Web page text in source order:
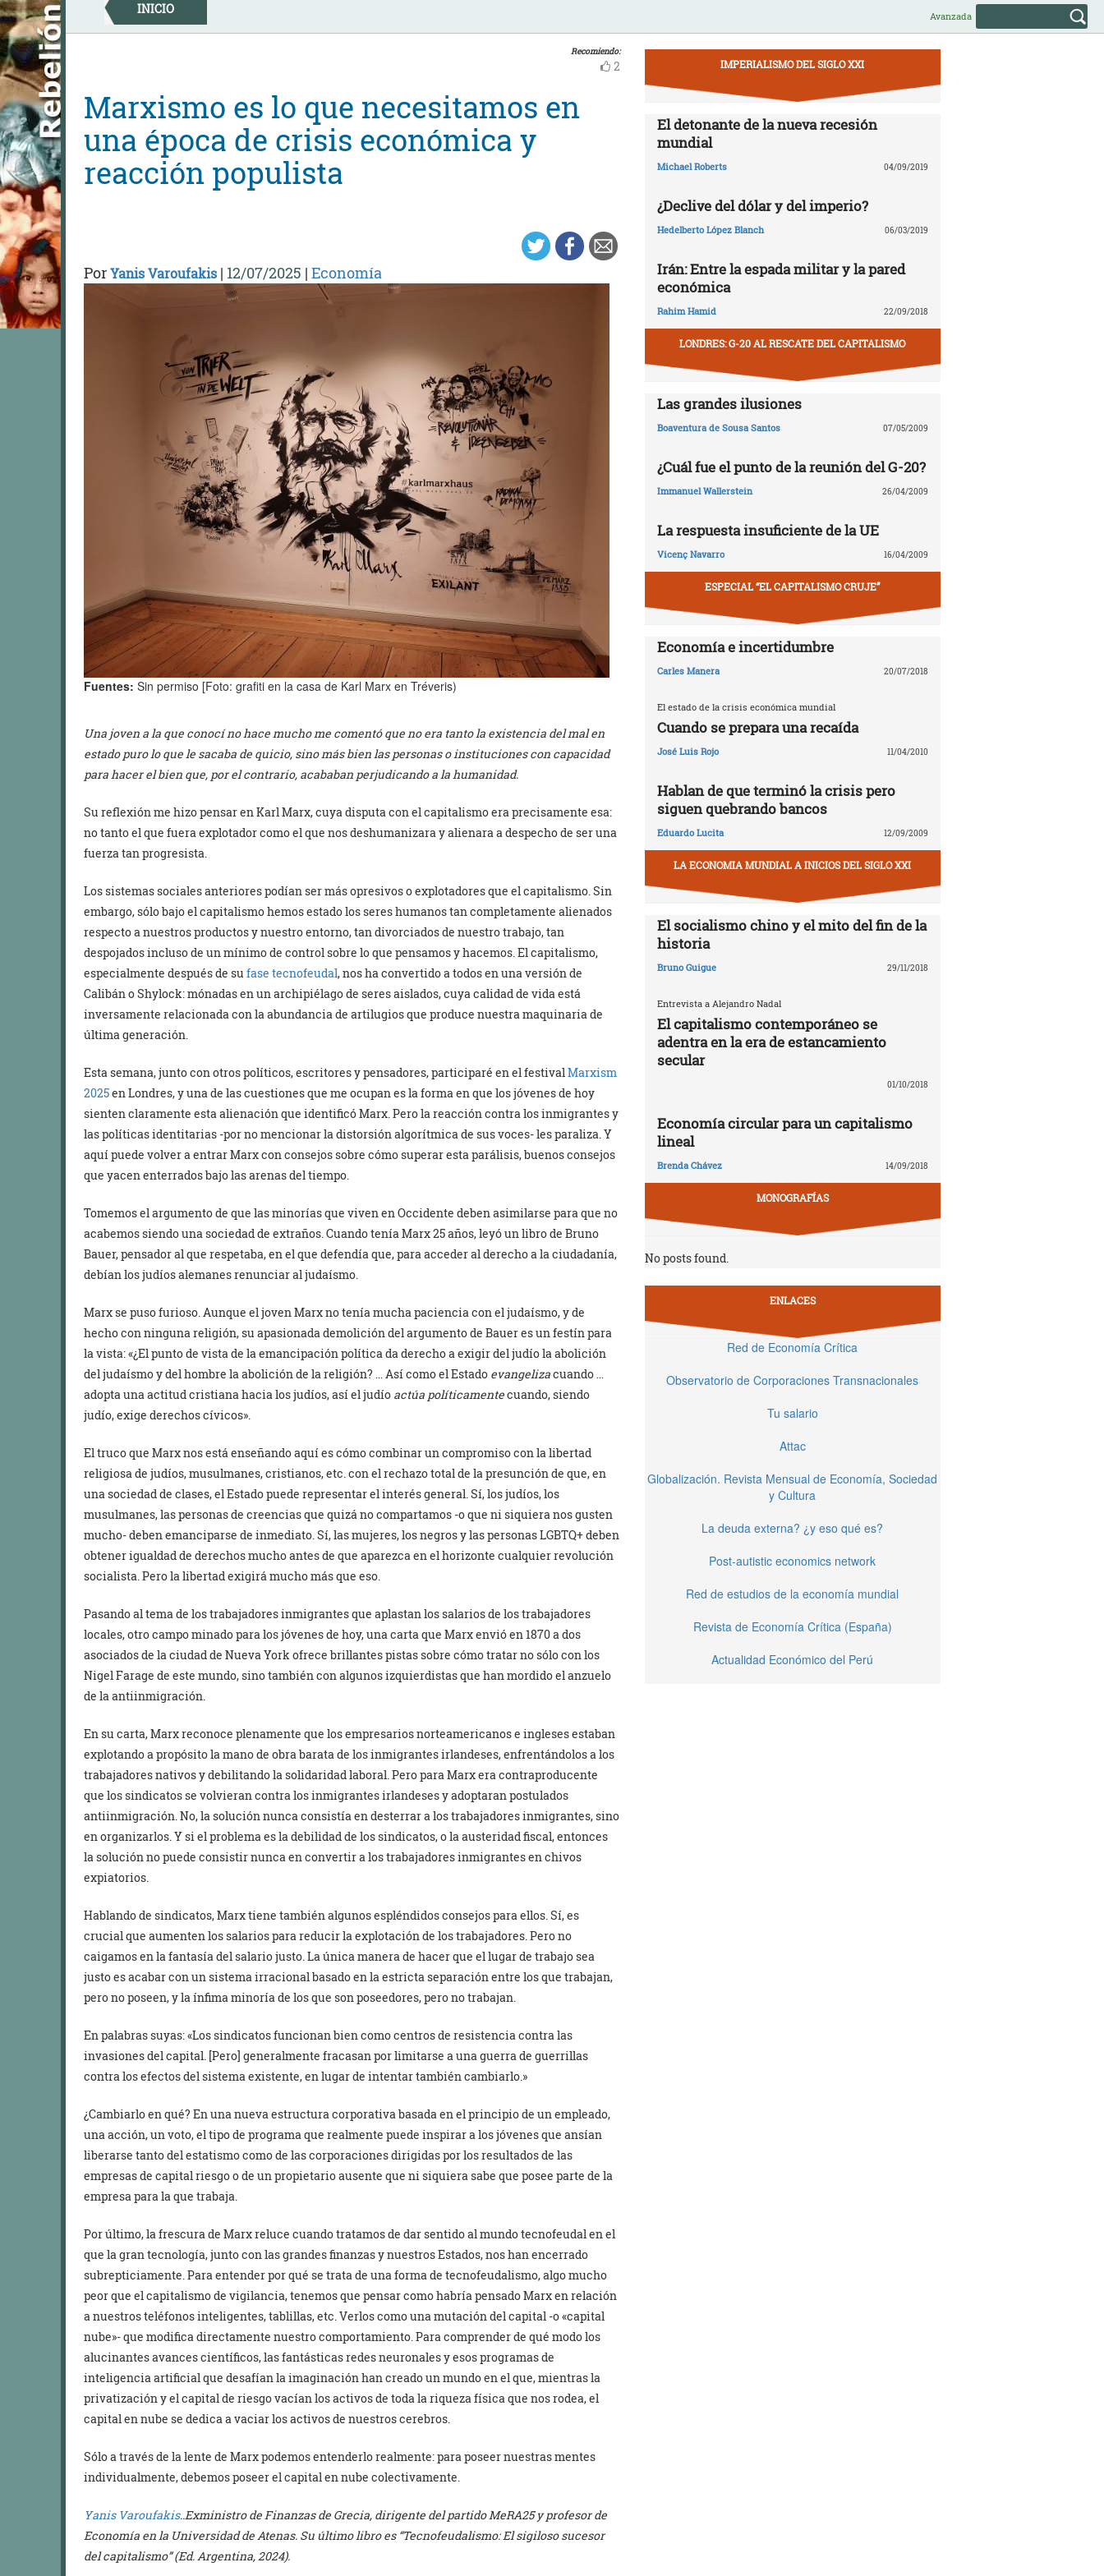
Skip
to
content
INICIO Avanzada
Recomiendo:
2
Marxismo es lo que necesitamos en
una época de crisis económica y
reacción populista
PorYanis Varoufakis | 12/07/2025 | Economía
Fuentes: Sin permiso [Foto: grafiti en la casa de Karl Marx en Tréveris)
Una joven a la que conocí no hace mucho me comentó que no era tanto la existencia del mal en
estado puro lo que le sacaba de quicio, sino más bien las personas o instituciones con capacidad
para hacer el bien que, por el contrario, acababan perjudicando a la humanidad.
Su reflexión me hizo pensar en Karl Marx, cuya disputa con el capitalismo era precisamente esa:
no tanto el que fuera explotador como el que nos deshumanizara y alienara a despecho de ser una
fuerza tan progresista.
Los sistemas sociales anteriores podían ser más opresivos o explotadores que el capitalismo. Sin
embargo, sólo bajo el capitalismo hemos estado los seres humanos tan completamente alienados
respecto a nuestros productos y nuestro entorno, tan divorciados de nuestro trabajo, tan
despojados incluso de un mínimo de control sobre lo que pensamos y hacemos. El capitalismo,
especialmente después de su fase tecnofeudal, nos ha convertido a todos en una versión de
Calibán o Shylock: mónadas en un archipiélago de seres aislados, cuya calidad de vida está
inversamente relacionada con la abundancia de artilugios que produce nuestra maquinaria de
última generación.
Esta semana, junto con otros políticos, escritores y pensadores, participaré en el festivalMarxism
2025en Londres, y una de las cuestiones que me ocupan es la forma en que los jóvenes de hoy
sienten claramente esta alienación que identificó Marx. Pero la reacción contra los inmigrantes y
las políticas identitarias -por no mencionar la distorsión algorítmica de sus voces- les paraliza. Y
aquí puede volver a entrar Marx con consejos sobre cómo superar esta parálisis, buenos consejos
que yacen enterrados bajo las arenas del tiempo.
Tomemos el argumento de que las minorías que viven en Occidente deben asimilarse para que no
acabemos siendo una sociedad de extraños. Cuando tenía Marx 25 años, leyó un libro de Bruno
Bauer, pensador al que respetaba, en el que defendía que, para acceder al derecho a la ciudadanía,
debían los judíos alemanes renunciar al judaísmo.
Marx se puso furioso. Aunque el joven Marx no tenía mucha paciencia con el judaísmo, y de
hecho con ninguna religión, su apasionada demolición del argumento de Bauer es un festín para
la vista: «¿El punto de vista de la emancipación política da derecho a exigir del judío la abolición
del judaísmo y del hombre la abolición de la religión? … Así como el Estado evangelizacuando …
adopta una actitud cristiana hacia los judíos, así el judío actúa políticamentecuando, siendo
judío, exige derechos cívicos».
El truco que Marx nos está enseñando aquí es cómo combinar un compromiso con la libertad
religiosa de judíos, musulmanes, cristianos, etc. con el rechazo total de la presunción de que, en
una sociedad de clases, el Estado puede representar el interés general. Sí, los judíos, los
musulmanes, las personas de creencias que quizá no compartamos -o que ni siquiera nos gusten
mucho- deben emanciparse de inmediato. Sí, las mujeres, los negros y las personas LGBTQ+ deben
obtener igualdad de derechos mucho antes de que aparezca en el horizonte cualquier revolución
socialista. Pero la libertad exigirá mucho más que eso.
Pasando al tema de los trabajadores inmigrantes que aplastan los salarios de los trabajadores
locales, otro campo minado para los jóvenes de hoy, una carta que Marx envió en 1870 a dos
asociados de la ciudad de Nueva York ofrece brillantes pistas sobre cómo tratar no sólo con los
Nigel Farage de este mundo, sino también con algunos izquierdistas que han mordido el anzuelo
de la antiinmigración.
En su carta, Marx reconoce plenamente que los empresarios norteamericanos e ingleses estaban
explotando a propósito la mano de obra barata de los inmigrantes irlandeses, enfrentándolos a los
trabajadores nativos y debilitando la solidaridad laboral. Pero para Marx era contraproducente
que los sindicatos se volvieran contra los inmigrantes irlandeses y adoptaran postulados
antiinmigración. No, la solución nunca consistía en desterrar a los trabajadores inmigrantes, sino
en organizarlos. Y si el problema es la debilidad de los sindicatos, o la austeridad fiscal, entonces
la solución no puede consistir nunca en convertir a los trabajadores inmigrantes en chivos
expiatorios.
Hablando de sindicatos, Marx tiene también algunos espléndidos consejos para ellos. Sí, es
crucial que aumenten los salarios para reducir la explotación de los trabajadores. Pero no
caigamos en la fantasía del salario justo. La única manera de hacer que el lugar de trabajo sea
justo es acabar con un sistema irracional basado en la estricta separación entre los que trabajan,
pero no poseen, y la ínfima minoría de los que son poseedores, pero no trabajan.
En palabras suyas: «Los sindicatos funcionan bien como centros de resistencia contra las
invasiones del capital. [Pero] generalmente fracasan por limitarse a una guerra de guerrillas
contra los efectos del sistema existente, en lugar de intentar también cambiarlo.»
¿Cambiarlo en qué? En una nueva estructura corporativa basada en el principio de un empleado,
una acción, un voto, el tipo de programa que realmente puede inspirar a los jóvenes que ansían
liberarse tanto del estatismo como de las corporaciones dirigidas por los resultados de las
empresas de capital riesgo o de un propietario ausente que ni siquiera sabe que posee parte de la
empresa para la que trabaja.
Por último, la frescura de Marx reluce cuando tratamos de dar sentido al mundo tecnofeudal en el
que la gran tecnología, junto con las grandes finanzas y nuestros Estados, nos han encerrado
subrepticiamente. Para entender por qué se trata de una forma de tecnofeudalismo, algo mucho
peor que el capitalismo de vigilancia, tenemos que pensar como habría pensado Marx en relación
a nuestros teléfonos inteligentes, tablillas, etc. Verlos como una mutación del capital -o «capital
nube»- que modifica directamente nuestro comportamiento. Para comprender de qué modo los
alucinantes avances científicos, las fantásticas redes neuronales y esos programas de
inteligencia artificial que desafían la imaginación han creado un mundo en el que, mientras la
privatización y el capital de riesgo vacían los activos de toda la riqueza física que nos rodea, el
capital en nube se dedica a vaciar los activos de nuestros cerebros.
Sólo a través de la lente de Marx podemos entenderlo realmente: para poseer nuestras mentes
individualmente, debemos poseer el capital en nube colectivamente.
Yanis Varoufakis..Exministro de Finanzas de Grecia, dirigente del partido MeRA25 y profesor de
Economía en la Universidad de Atenas. Su último libro es “Tecnofeudalismo: El sigiloso sucesor
del capitalismo” (Ed. Argentina, 2024).
IMPERIALISMO DEL SIGLO XXI
El detonante de la nueva recesión
mundial
Michael Roberts 04/09/2019
¿Declive del dólar y del imperio?
Hedelberto López Blanch 06/03/2019
Irán: Entre la espada militar y la pared
económica
Rahim Hamid 22/09/2018
LONDRES: G-20 AL RESCATE DEL CAPITALISMO
Las grandes ilusiones
Boaventura de Sousa Santos 07/05/2009
¿Cuál fue el punto de la reunión del G-20?
Immanuel Wallerstein 26/04/2009
La respuesta insuficiente de la UE
Vicenç Navarro 16/04/2009
ESPECIAL “EL CAPITALISMO CRUJE”
Economía e incertidumbre
Carles Manera 20/07/2018
El estado de la crisis económica mundial
Cuando se prepara una recaída
José Luis Rojo 11/04/2010
Hablan de que terminó la crisis pero
siguen quebrando bancos
Eduardo Lucita 12/09/2009
LA ECONOMIA MUNDIAL A INICIOS DEL SIGLO XXI
El socialismo chino y el mito del fin de la
historia
Bruno Guigue 29/11/2018
Entrevista a Alejandro Nadal
El capitalismo contemporáneo se
adentra en la era de estancamiento
secular
01/10/2018
Economía circular para un capitalismo
lineal
Brenda Chávez 14/09/2018
MONOGRAFÍAS
No posts found.
ENLACES
Red de Economía Crítica
Observatorio de Corporaciones Transnacionales
Tu salario
Attac
Globalización. Revista Mensual de Economía, Sociedad
y Cultura
La deuda externa? ¿y eso qué es?
Post-autistic economics network
Red de estudios de la economía mundial
Revista de Economía Crítica (España)
Actualidad Económico del Perú